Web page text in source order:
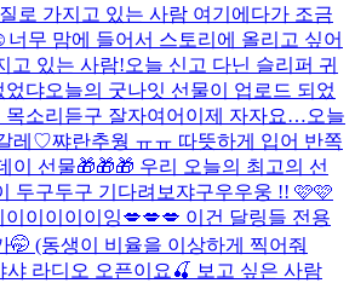
로 가지고 있는 사람 여기에다가 조금
무 맘에 들어서 스토리에 올리고 싶어
고 있는 사람!오늘 신고 다닌 슬리퍼 귀
었댜오늘의 굿나잇 선물이 업로드 되었
소리듣구 잘자여어 이제 자자요…오늘
레♡쨔란추웡 ㅠㅠ 따뜻하게 입어 반쪽
이 선물🎁🎁🎁 우리 오늘의 최고의 선
두구두구 기다려보쟈구우우웅 !! 🩷🩷
이이이이잉💋💋💋 이건 달링들 전용
🤭 (동생이 비율을 이상하게 찍어줘
샤 라디오 오픈이요🍒 보고 싶은 사람